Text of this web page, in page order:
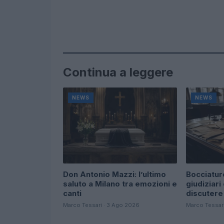
Continua a leggere
NEWS
Don Antonio Mazzi: l’ultimo
saluto a Milano tra emozioni e
canti
Marco Tessari · 3 Ago 2026
NEWS
giudiziari
discutere
Marco